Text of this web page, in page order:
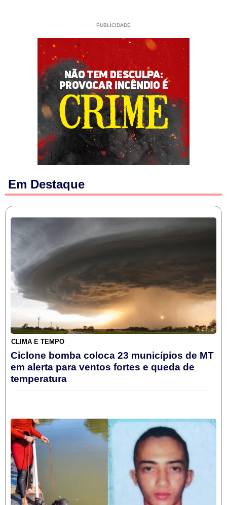
PUBLICIDADE
Em Destaque
CLIMA E TEMPO
Ciclone bomba coloca 23 municípios de MT
em alerta para ventos fortes e queda de
temperatura